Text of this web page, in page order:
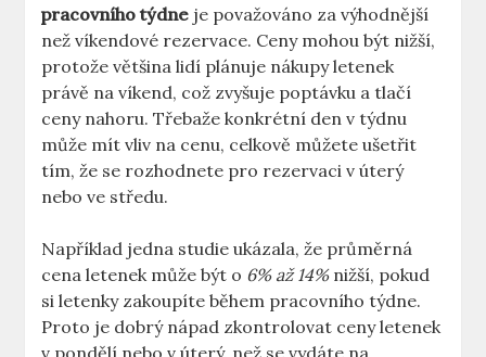
pracovního týdne je považováno za výhodnější
než víkendové rezervace. Ceny mohou být nižší,
protože většina lidí plánuje nákupy letenek
právě na víkend, což zvyšuje poptávku a tlačí
ceny nahoru. Třebaže konkrétní den v týdnu
může mít vliv na cenu, celkově můžete ušetřit
tím, že se rozhodnete pro rezervaci v úterý
nebo ve středu.
Například jedna studie ukázala, že průměrná
cena letenek může být o 6% až 14%nižší, pokud
si letenky zakoupíte během pracovního týdne.
Proto je dobrý nápad zkontrolovat ceny letenek
v pondělí nebo v úterý, než se vydáte na